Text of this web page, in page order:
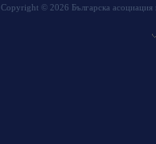
Copyright © 2026 Българска асоциация